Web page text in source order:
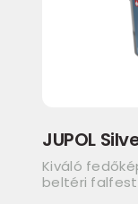
JUPOL
Kiváló
beltéri